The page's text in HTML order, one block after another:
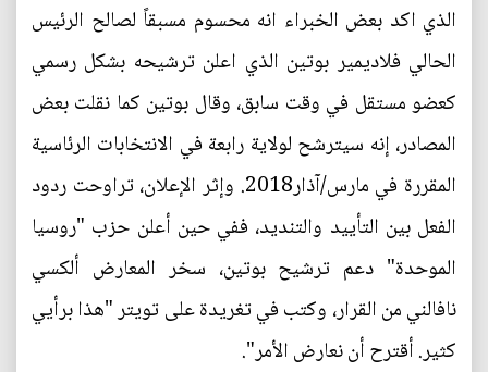
الذي اكد بعض الخبراء انه محسوم مسبقاً لصالح الرئيس
الحالي فلاديمير بوتين الذي اعلن ترشيحه بشكل رسمي
كعضو مستقل في وقت سابق، وقال بوتين كما نقلت بعض
المصادر، إنه سيترشح لولاية رابعة في الانتخابات الرئاسية
المقررة في مارس/آذار2018. وإثر الإعلان، تراوحت ردود
الفعل بين التأييد والتنديد، ففي حين أعلن حزب "روسيا
الموحدة" دعم ترشيح بوتين، سخر المعارض ألكسي
نافالني من القرار، وكتب في تغريدة على تويتر "هذا برأيي
كثير. أقترح أن نعارض الأمر".